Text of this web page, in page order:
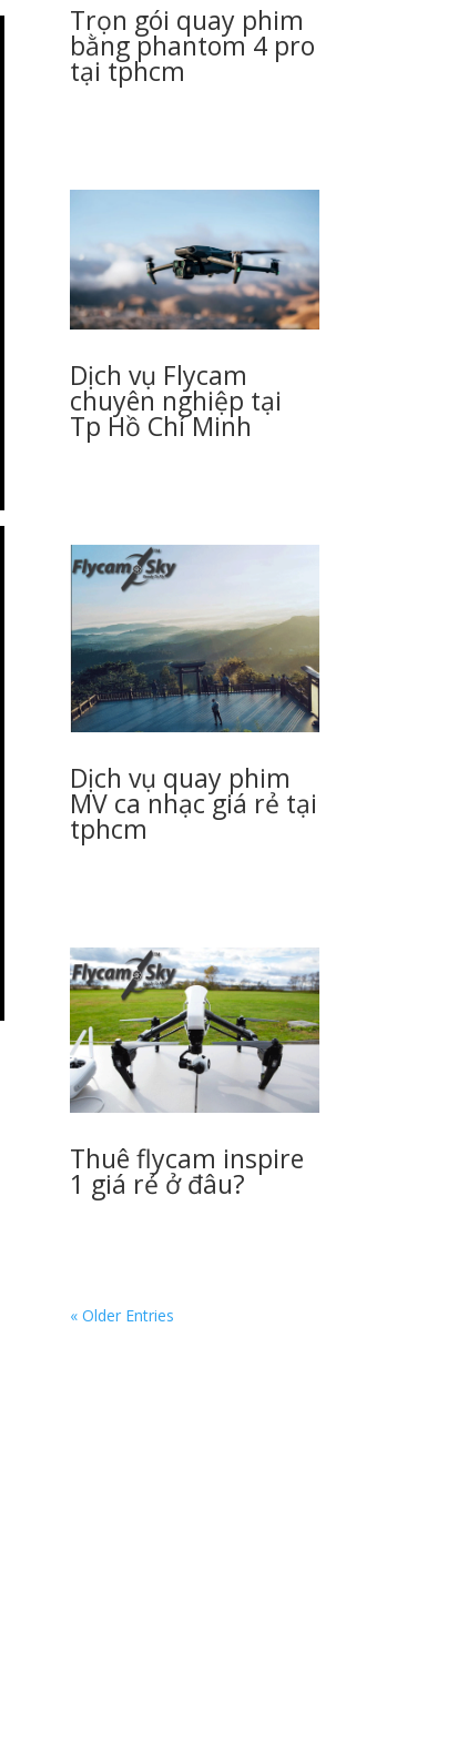
Trọn gói quay phim
bằng phantom 4 pro
tại tphcm
Dịch vụ Flycam
chuyên nghiệp tại
Tp Hồ Chí Minh
Dịch vụ quay phim
MV ca nhạc giá rẻ tại
tphcm
Thuê flycam inspire
1 giá rẻ ở đâu?
« Older Entries